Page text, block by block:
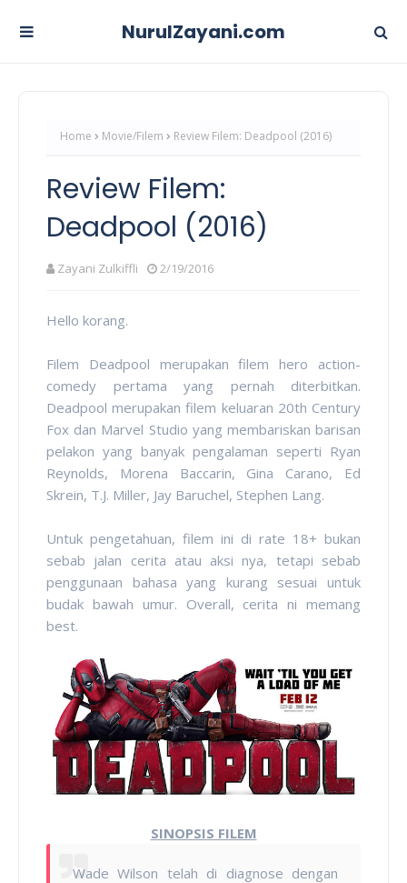
NurulZayani.com
Home Movie/Filem Review Filem: Deadpool (2016)
Review Filem:
Deadpool (2016)
Zayani Zulkiffli 2/19/2016
Hello korang.
Filem Deadpool merupakan filem hero action-
comedy pertama yang pernah diterbitkan.
Deadpool merupakan filem keluaran 20th Century
Fox dan Marvel Studio yang membariskan barisan
pelakon yang banyak pengalaman seperti Ryan
Reynolds, Morena Baccarin, Gina Carano, Ed
Skrein, T.J. Miller, Jay Baruchel, Stephen Lang.
Untuk pengetahuan, filem ini di rate 18+ bukan
sebab jalan cerita atau aksi nya, tetapi sebab
penggunaan bahasa yang kurang sesuai untuk
budak bawah umur. Overall, cerita ni memang
best.
SINOPSIS FILEM
Wade Wilson telah di diagnose dengan